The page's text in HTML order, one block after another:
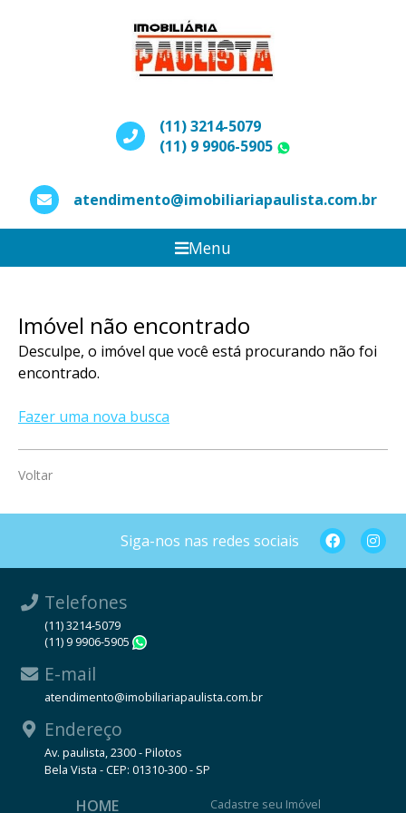
(11) 3214-5079
(11) 9 9906-5905
atendimento@imobiliariapaulista.com.br
Menu
Imóvel não encontrado
Desculpe, o imóvel que você está procurando não foi
encontrado.
Fazer uma nova busca
Voltar
Siga-nos nas redes sociais
Telefones
(11) 3214-5079
(11) 9 9906-5905
E-mail
atendimento@imobiliariapaulista.com.br
Endereço
Av. paulista, 2300 - Pilotos
Bela Vista - CEP: 01310-300 - SP
HOME Cadastre seu Imóvel